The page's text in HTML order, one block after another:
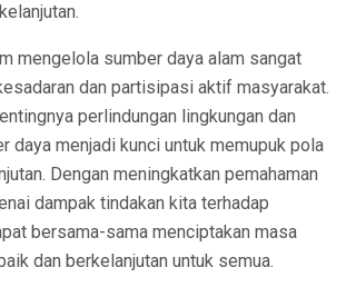
mengelola sumber daya alam sangat
dan partisipasi aktif masyarakat.
perlindungan lingkungan dan
daya menjadi kunci untuk memupuk pola
Dengan meningkatkan pemahaman
dampak tindakan kita terhadap
bersama-sama menciptakan masa
dan berkelanjutan untuk semua.